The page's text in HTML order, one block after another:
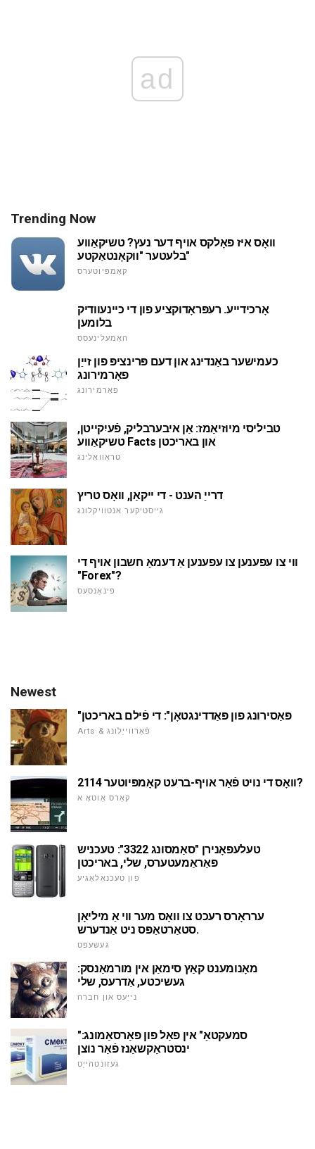
ad
Trending Now
וואָס איז פאָלקס אויף דער נעץ? טשיקאַווע
בלעטער "ווקאָנטאַקטע"
קאָמפּיוטערס
אָרכידייע. רעפּראָדוקציע פון די כיינעוודיק
בלומען
האָמעלינעסס
כעמישער באַנדינג און דעם פּרינציפּ פון זייַן
פאָרמירונג
פאָרמירונג
טביליסי מיוזיאַמז: אַן איבערבליק, פֿעיִקייטן,
טשיקאַווע Facts און באריכטן
טראַוואַלינג
דרייַ הענט - די ייקאַן, וואָס טריץ
גייסטיקער אנטוויקלונג
ווי צו עפענען צו עפענען אַ דעמאָ חשבון אויף די
"Forex"?
פינאַנסעס
Newest
"פּאַסירונג פון פּאַדדינגטאָן": די פֿילם באריכטן
Arts & פֿאַרווייַלונג
וואָס די נויט פֿאַר אויף-ברעט קאָמפּיוטער 2114?
קאַרס אַוטאָ א
טעלעפאָנירן "סאַמסונג 3322": טעכניש
פּאַראַמעטערס, שלי, באריכטן
פון טעכנאָלאָגיע
ערראָרס רעכט צו וואָס מער ווי אַ מיליאָן
סטאַרטאַפּס ניט אַנדערש.
געשעפט
מאָנומענט קאַץ סימאַן אין מורמאַנסק:
געשיכטע, אַדרעס, שלי
נייַעס און חברה
"סמעקטאַ" אין פאַל פון פאַרסאַמונג:
ינסטראַקשאַנז פֿאַר נוצן
געזונטהייַט